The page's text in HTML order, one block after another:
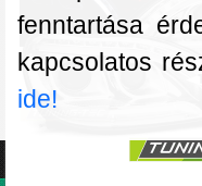
fenntartása
kapcsolatos
ide!